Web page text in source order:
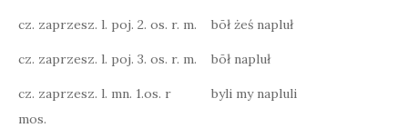
cz. zaprzesz. l. poj. 2. os. r. m. bōł żeś napluł
cz. zaprzesz. l. poj. 3. os. r. m. bōł napluł
cz. zaprzesz. l. mn. 1.os. r
mos.
byli my napluli